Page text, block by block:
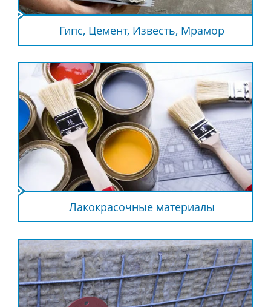
Гипс, Цемент, Известь, Мрамор
Лакокрасочные материалы